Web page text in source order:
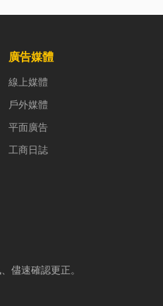
廣告媒體
線上媒體
戶外媒體
平面廣告
工商日誌
儘速確認更正。